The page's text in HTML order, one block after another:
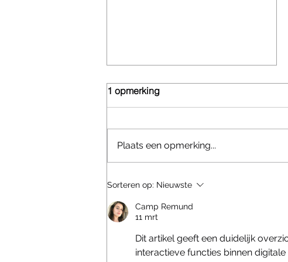
Kozijnen uit de vaste
voorraad combineren
1 opmerking
Plaats een opmerking...
Sorteren op: Nieuwste
Camp Remund
11 mrt
Dit artikel geeft een duidelijk
interactieve functies binnen